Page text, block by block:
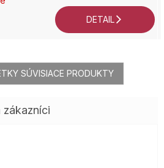
DETAIL
SÚVISIACE PRODUKTY
obchodu je 4 z 5 hviezdičiek.